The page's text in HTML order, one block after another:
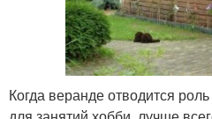
Когда веранде отводится